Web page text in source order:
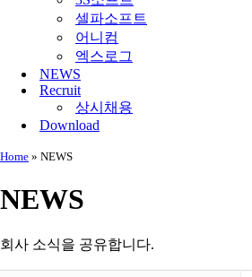
셀파소프트
어니컴
엑스로그
NEWS
Recruit
상시채용
Download
Home » NEWS
NEWS
회사 소식을 공유합니다.